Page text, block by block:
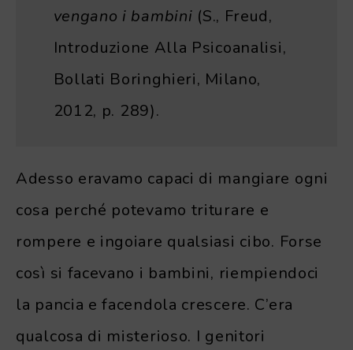
vengano i bambini (S., Freud,
Introduzione Alla Psicoanalisi,
Bollati Boringhieri, Milano,
2012, p. 289).
Adesso eravamo capaci di mangiare ogni
cosa perché potevamo triturare e
rompere e ingoiare qualsiasi cibo. Forse
così si facevano i bambini, riempiendoci
la pancia e facendola crescere. C’era
qualcosa di misterioso. I genitori